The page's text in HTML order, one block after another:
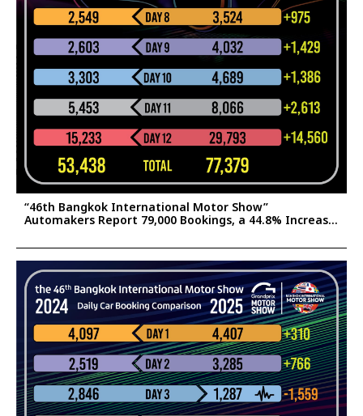
“46th Bangkok International Motor Show”
Automakers Report 79,000 Bookings, a 44.8% Increase
2025 Auto Market